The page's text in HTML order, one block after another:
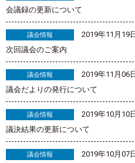
会議録の更新について
議会情報
2019年11月19日
次回議会のご案内
議会情報
2019年11月06日
議会だよりの発行について
議会情報
2019年10月10日
議決結果の更新について
議会情報
2019年10月07日